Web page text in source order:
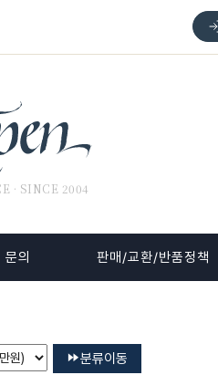
· SINCE 2004
의 판매/교환/반품정책
분류이동